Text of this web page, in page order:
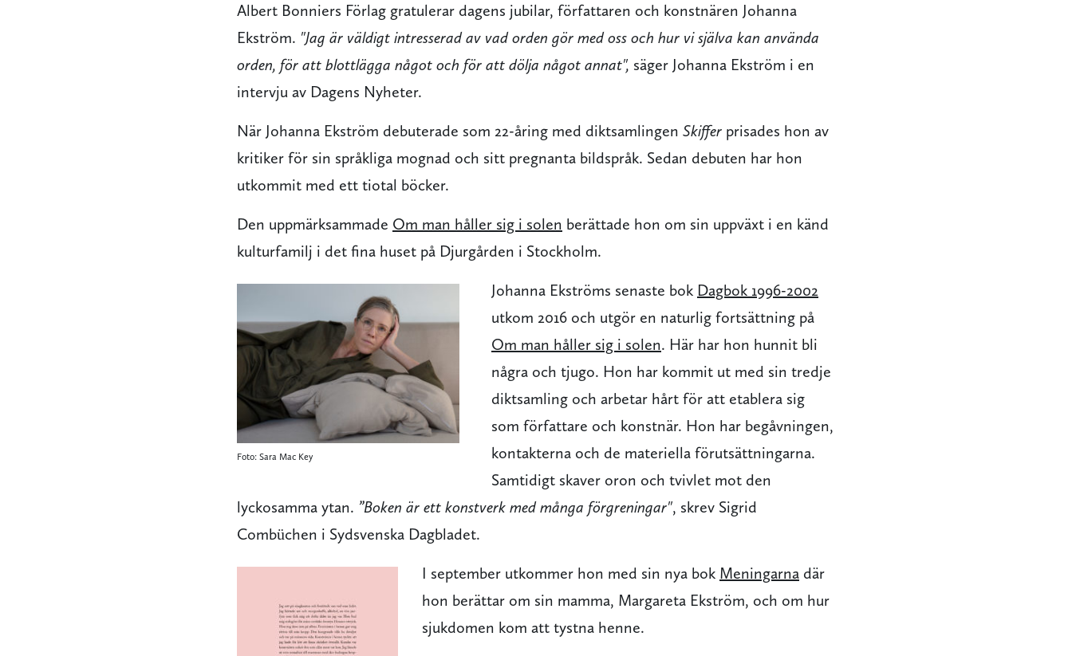
Albert Bonniers Förlag gratulerar dagens jubilar, författaren och konstnären Johanna
Ekström. "Jag är väldigt intresserad av vad orden gör med oss och hur vi själva kan använda
orden, för att blottlägga något och för att dölja något annat", säger Johanna Ekström i en
intervju av Dagens Nyheter.
När Johanna Ekström debuterade som 22-åring med diktsamlingen Skiffer prisades hon av
kritiker för sin språkliga mognad och sitt pregnanta bildspråk. Sedan debuten har hon
utkommit med ett tiotal böcker.
Den uppmärksammade Om man håller sig i solen berättade hon om sin uppväxt i en känd
kulturfamilj i det fina huset på Djurgården i Stockholm.
Foto: Sara Mac Key
Johanna Ekströms senaste bok Dagbok 1996-2002
utkom 2016 och utgör en naturlig fortsättning på
Om man håller sig i solen. Här har hon hunnit bli
några och tjugo. Hon har kommit ut med sin tredje
diktsamling och arbetar hårt för att etablera sig
som författare och konstnär. Hon har begåvningen,
kontakterna och de materiella förutsättningarna.
Samtidigt skaver oron och tvivlet mot den
lyckosamma ytan. ”Boken är ett konstverk med många förgreningar", skrev Sigrid
Combüchen i Sydsvenska Dagbladet.
I september utkommer hon med sin nya bok Meningarna där
hon berättar om sin mamma, Margareta Ekström, och om hur
sjukdomen kom att tystna henne.